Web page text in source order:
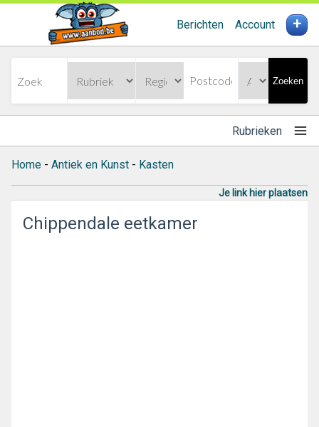
Berichten Account +
Zoeken
Rubrieken
Home - Antiek en Kunst - Kasten
Je link hier plaatsen
Chippendale eetkamer